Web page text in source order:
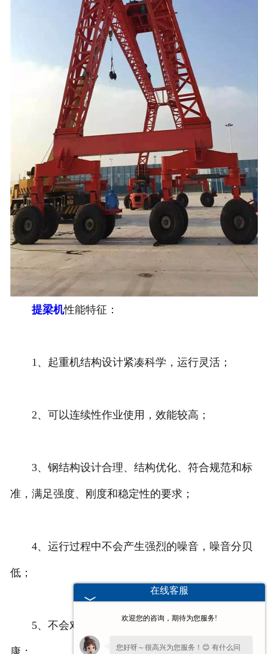
提梁机性能特征：
1、起重机结构设计紧凑科学，运行灵活；
2、可以连续性作业使用，效能较高；
3、钢结构设计合理、结构优化、符合规范和标
准，满足强度、刚度和稳定性的要求；
4、运行过程中不会产生强烈的噪音，噪音分贝
低；
5、不会对环境造成二次污染与危害到人体健
在线客服
欢迎您的咨询，期待为您服务!
您好呀～很高兴为您服务！😊 有什么问